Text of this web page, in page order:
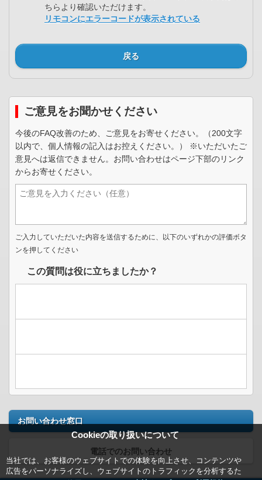
Cookieの取り扱いについて
当社では、お客様のウェブサイトでの体験を向上させ、コンテンツや
広告をパーソナライズし、ウェブサイトのトラフィックを分析するた
ちらより確認いただけます。
リモコンにエラーコードが表示されている
戻る
ご意見をお聞かせください
今後のFAQ改善のため、ご意見をお寄せください。（200文字
以内で、個人情報の記入はお控えください。） ※いただいたご
意見へは返信できません。お問い合わせはページ下部のリンク
からお寄せください。
ご入力していただいた内容を送信するために、以下のいずれかの評価ボタ
ンを押してください
この質問は役に立ちましたか？
お問い合わせ窓口
電話でのお問い合わせ